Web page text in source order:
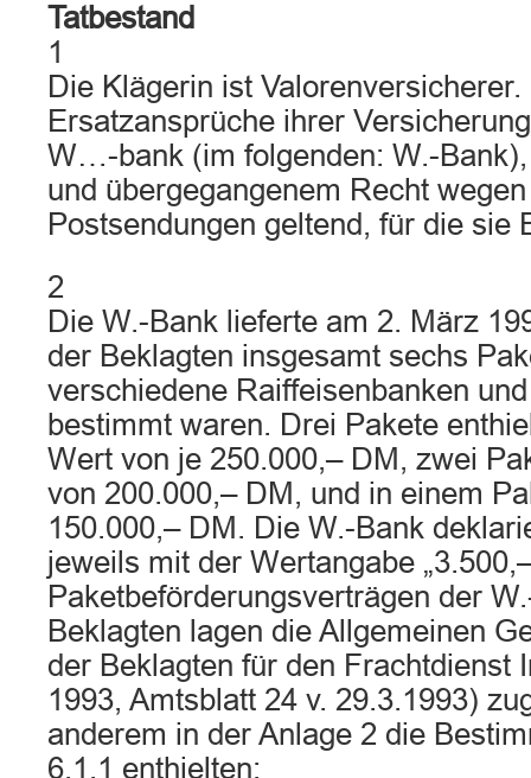
Tatbestand
1
Die Klägerin ist
Ersatzansprüche ihrer
W…-bank (im folgenden: W.-
und übergegangenem Recht
Postsendungen geltend, für die sie
2
Die W.-Bank lieferte am 2. März
der Beklagten insgesamt sechs
verschiedene Raiffeisenbanken
bestimmt waren. Drei Pakete
Wert von je 250.000,– DM, zwei
von 200.000,– DM, und in einem
150.000,– DM. Die W.-Bank
jeweils mit der Wertangabe
Paketbeförderungsverträgen der
Beklagten lagen die Allgemeinen
der Beklagten für den Frachtdienst
1993, Amtsblatt 24 v. 29.3.1993)
anderem in der Anlage 2 die
6.1.1 enthielten: